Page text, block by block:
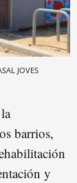
JOVES
barrios,
y